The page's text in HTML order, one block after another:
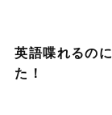
英語喋れるの
た！